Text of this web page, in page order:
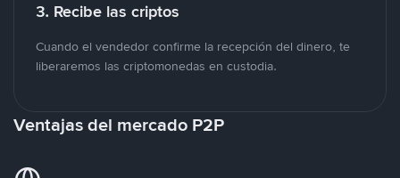
3. Recibe las criptos
Cuando el vendedor confirme la recepción del dinero, te
liberaremos las criptomonedas en custodia.
Ventajas del mercado P2P